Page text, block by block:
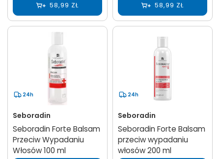
58,99 ZŁ 58,99 ZŁ
24h
Seboradin
Seboradin Forte Balsam
Przeciw Wypadaniu
Włosów 100 ml
24h
Seboradin
Seboradin Forte Balsam
przeciw wypadaniu
włosów 200 ml